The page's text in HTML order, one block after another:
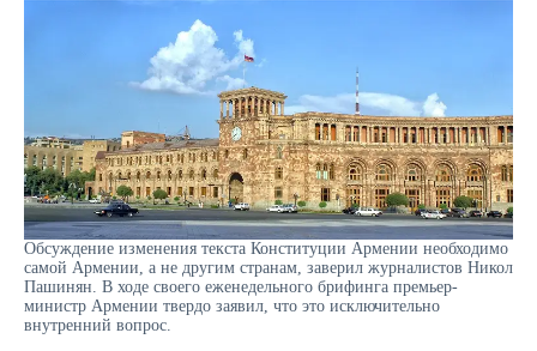
Обсуждение изменения текста Конституции Армении необходимо
самой Армении, а не другим странам, заверил журналистов Никол
Пашинян. В ходе своего еженедельного брифинга премьер-
министр Армении твердо заявил, что это исключительно
внутренний вопрос.